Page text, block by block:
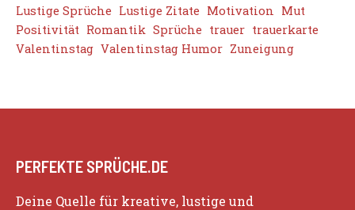
Lustige Sprüche Lustige Zitate Motivation
Mut
Positivität Romantik Sprüche trauer trauerkarte
Valentinstag Valentinstag Humor Zuneigung
PERFEKTE SPRÜCHE.DE
Deine Quelle für kreative, lustige und